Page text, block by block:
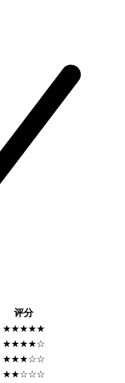
评分
★★★★★
★★★★☆
★★★☆☆
★★☆☆☆